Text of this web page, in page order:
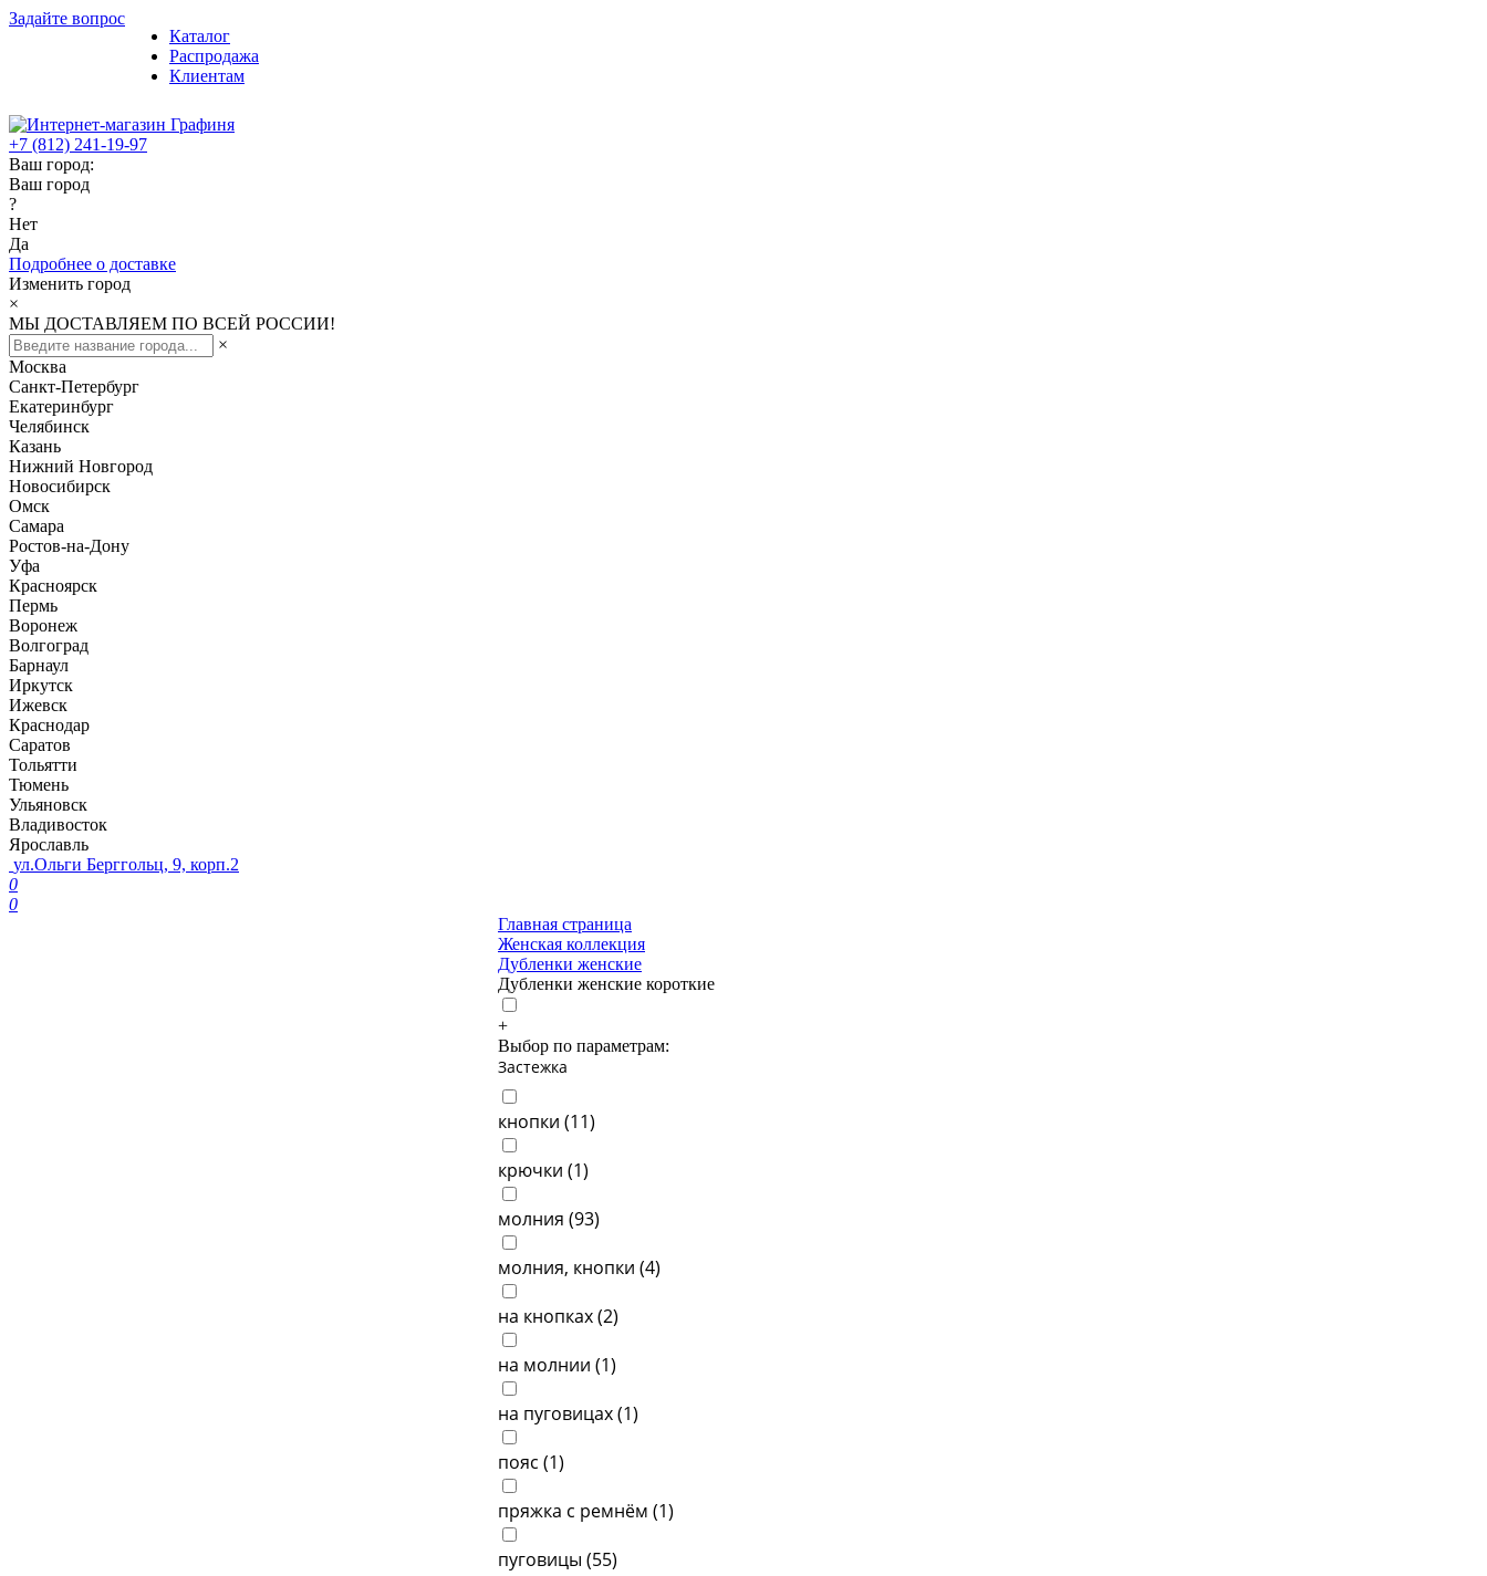
Задайте вопрос
Каталог
Распродажа
Клиентам
+7 (812) 241-19-97
Ваш город:
Ваш город
?
Нет
Да
Подробнее о доставке
Изменить город
×
МЫ ДОСТАВЛЯЕМ ПО ВСЕЙ РОССИИ!
×
Москва
Санкт-Петербург
Екатеринбург
Челябинск
Казань
Нижний Новгород
Новосибирск
Омск
Самара
Ростов-на-Дону
Уфа
Красноярск
Пермь
Воронеж
Волгоград
Барнаул
Иркутск
Ижевск
Краснодар
Саратов
Тольятти
Тюмень
Ульяновск
Владивосток
Ярославль
ул.Ольги Берггольц, 9, корп.2
0
0
Главная страница
Женская коллекция
Дубленки женские
Дубленки женские короткие
+
Выбор по параметрам:
Застежка
кнопки (11)
крючки (1)
молния (93)
молния, кнопки (4)
на кнопках (2)
на молнии (1)
на пуговицах (1)
пояс (1)
пряжка с ремнём (1)
пуговицы (55)